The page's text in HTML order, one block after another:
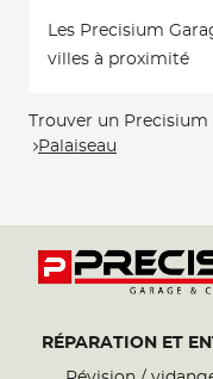
Les Precisium
villes à proximité
Trouver un
Palaiseau
RÉPARATION ET